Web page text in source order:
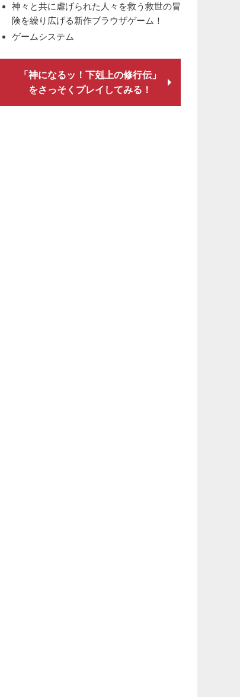
神々と共に虐げられた人々を救う救世の冒
険を繰り広げる新作ブラウザゲーム！
ゲームシステム
「神になるッ！下剋上の修行伝」
をさっそくプレイしてみる！